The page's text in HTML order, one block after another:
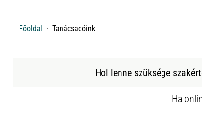
Főoldal Tanácsadóink
Hol lenne szüksége
Ha